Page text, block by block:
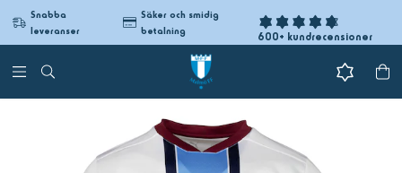
Snabba
leveranser
Säker och smidig
betalning
600+ kundrecensioner